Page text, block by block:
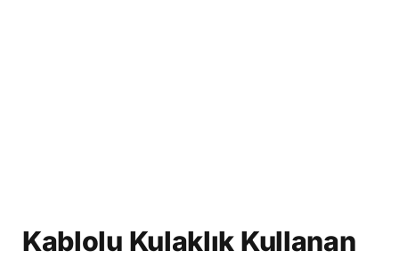
Kablolu Kulaklık Kullanan